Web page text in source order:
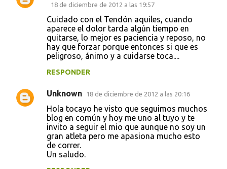
18 de diciembre de 2012 a las 19:57
Cuidado con el Tendón aquiles, cuando
aparece el dolor tarda algún tiempo en
quitarse, lo mejor es paciencia y reposo, no
hay que forzar porque entonces si que es
peligroso, ánimo y a cuidarse toca....
RESPONDER
Unknown 18 de diciembre de 2012 a las 20:16
Hola tocayo he visto que seguimos muchos
blog en común y hoy me uno al tuyo y te
invito a seguir el mio que aunque no soy un
gran atleta pero me apasiona mucho esto
de correr.
Un saludo.